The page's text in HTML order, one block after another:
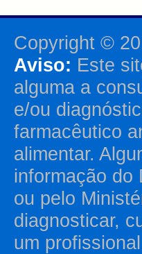
Copyright ©
Aviso: Este
alguma a
e/ou
farmacêutico
alimentar.
informação do
ou pelo
diagnosticar,
um